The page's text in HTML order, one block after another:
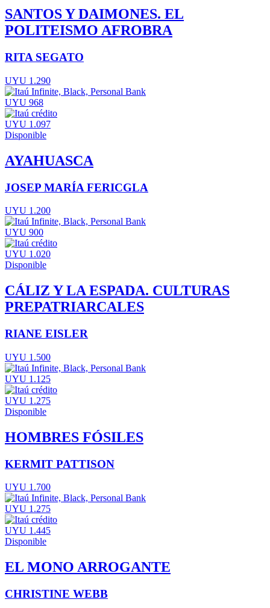
SANTOS Y DAIMONES. EL
POLITEISMO AFROBRA
RITA SEGATO
UYU 1.290
UYU 968
UYU 1.097
Disponible
AYAHUASCA
JOSEP MARÍA FERICGLA
UYU 1.200
UYU 900
UYU 1.020
Disponible
CÁLIZ Y LA ESPADA. CULTURAS
PREPATRIARCALES
RIANE EISLER
UYU 1.500
UYU 1.125
UYU 1.275
Disponible
HOMBRES FÓSILES
KERMIT PATTISON
UYU 1.700
UYU 1.275
UYU 1.445
Disponible
EL MONO ARROGANTE
CHRISTINE WEBB